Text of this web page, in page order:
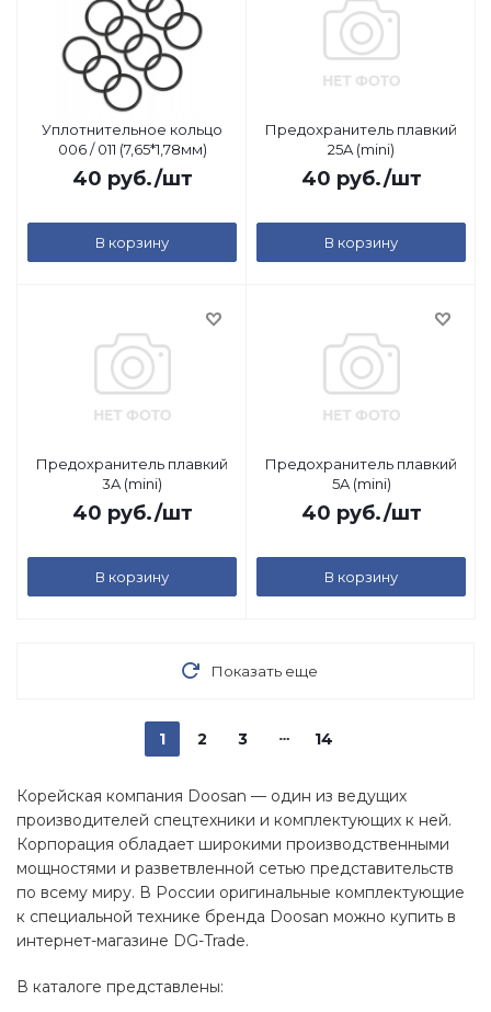
Уплотнительное кольцо
006 / 011 (7,65*1,78мм)
40 руб./шт
В корзину
Предохранитель плавкий
25A (mini)
40 руб./шт
В корзину
Предохранитель плавкий
3A (mini)
40 руб./шт
В корзину
Предохранитель плавкий
5A (mini)
40 руб./шт
В корзину
Показать еще
1 2 3 14
Корейская компания Doosan — один из ведущих
производителей спецтехники и комплектующих к ней.
Корпорация обладает широкими производственными
мощностями и разветвленной сетью представительств
по всему миру. В России оригинальные комплектующие
к специальной технике бренда Doosan можно купить в
интернет-магазине DG-Trade.
В каталоге представлены: